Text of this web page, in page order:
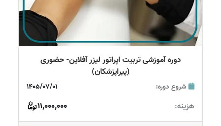
دوره آموزشی تربیت اپراتور لیزر آفلاین- حضوری
(پیراپزشکان)
شروع دوره: 1405/07/01
هزینه: 11,000,000